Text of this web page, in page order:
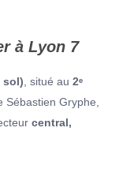
à Lyon 7
sol) , situé au 2ᵉ
Sébastien Gryphe,
central,